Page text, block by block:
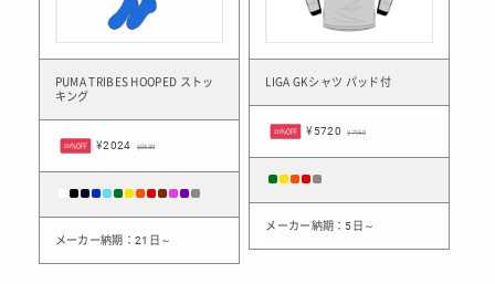
PUMA TRIBES HOOPED ストッ
キング
20%OFF ¥2024 ¥2530
メーカー納期：21日～
LIGA GKシャツ パッド付
20%OFF ¥5720 ¥7150
メーカー納期：5日～